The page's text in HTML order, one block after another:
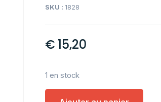
SKU :1828
€ 15,20
1 en stock